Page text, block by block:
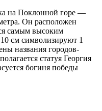
на Поклонной горе —
Он расположен
самым высоким
см символизируют 1
названия городов-
статуя Георгия
богиня победы